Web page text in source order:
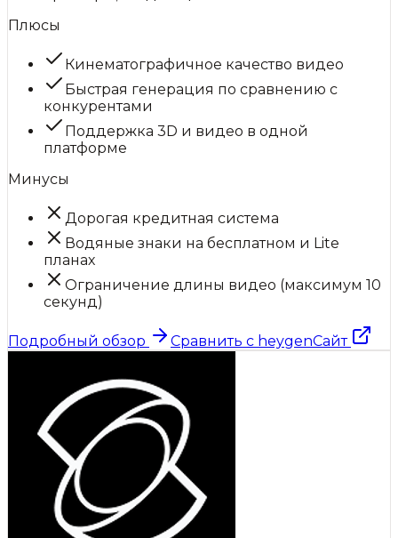
Плюсы
Кинематографичное качество видео
Быстрая генерация по сравнению с
конкурентами
Поддержка 3D и видео в одной
платформе
Минусы
Дорогая кредитная система
Водяные знаки на бесплатном и Lite
планах
Ограничение длины видео (максимум 10
секунд)
Подробный обзор Сравнить с heygenСайт